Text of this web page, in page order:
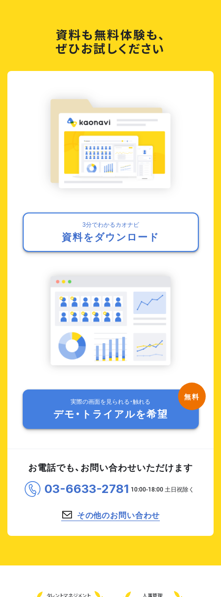
資料も無料体験も、
ぜひお試しください
3分でわかるカオナビ
資料をダウンロード
実際の画面を見られる・触れる
デモ・トライアルを希望
お電話でも、お問い合わせいただけます
03-6633-2781
その他のお問い合わせ
タレントマネジメント
人事管理